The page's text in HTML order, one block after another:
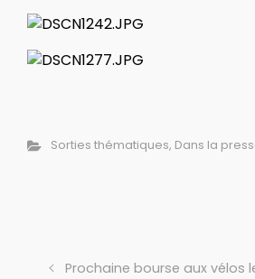
Sorties thématiques, Dans la
Prochaine bourse aux vélos